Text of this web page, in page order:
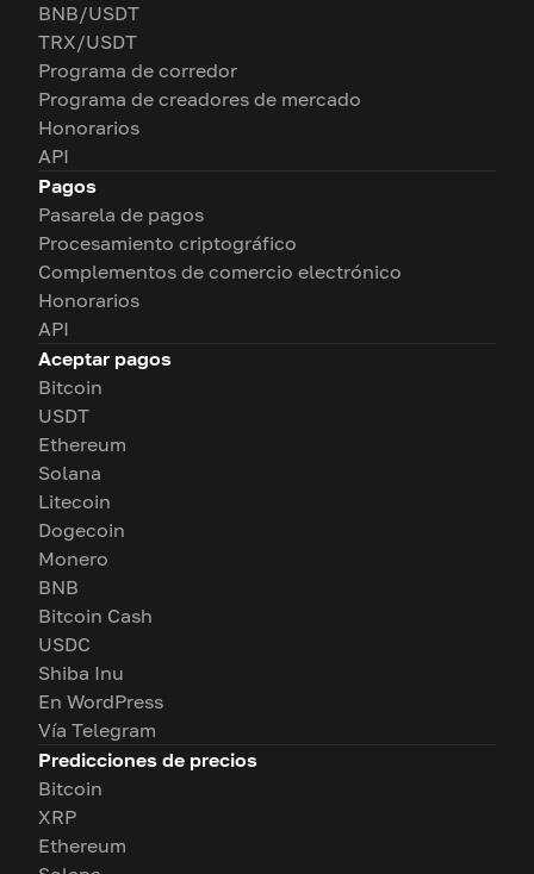
BNB/USDT
TRX/USDT
Programa de corredor
Programa de creadores de mercado
Honorarios
API
Pagos
Pasarela de pagos
Procesamiento criptográfico
Complementos de comercio electrónico
Honorarios
API
Aceptar pagos
Bitcoin
USDT
Ethereum
Solana
Litecoin
Dogecoin
Monero
BNB
Bitcoin Cash
USDC
Shiba Inu
En WordPress
Vía Telegram
Predicciones de precios
Bitcoin
XRP
Ethereum